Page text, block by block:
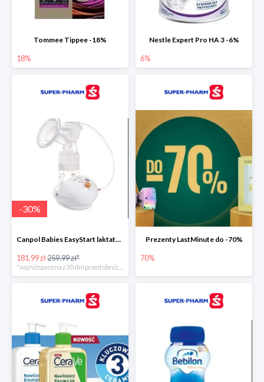
Tommee Tippee -18%
18%
Nestle Expert Pro HA 3 -6%
6%
-30%
Canpol Babies EasyStart laktator elektryczny
181.99 zł259.99 zł*
*najniższa cena z 30 dni przed obniżką
Prezenty LastMinute do -70%
70%